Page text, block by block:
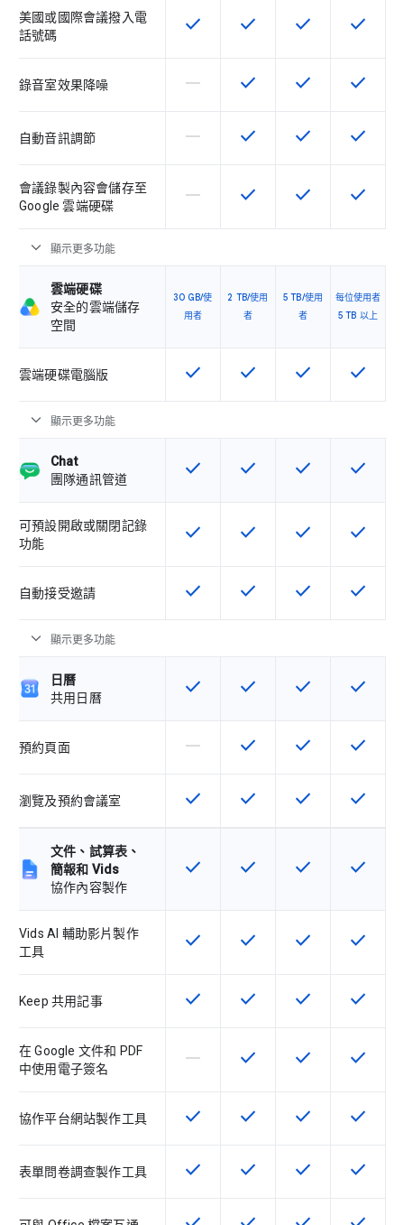
美國或國際會議撥入電
話號碼
這項功能適用於該 SKU
check 這項功能適用於該 SKU
check 這項功能適用於
check 這項功
check
錄音室效果降噪 這個 SKU 不支援這項功能
horizontal_rule 這項功能適用於該 SKU
check 這項功能適用於
check 這項功
check
自動音訊調節 這個 SKU 不支援這項功能
horizontal_rule 這項功能適用於該 SKU
check 這項功能適用於
check 這項功
check
會議錄製內容會儲存至
Google 雲端硬碟
這個 SKU 不支援這項功能
horizontal_rule 這項功能適用於該 SKU
check 這項功能適用於
check 這項功
check
expand_more 顯示更多功能
雲端硬碟
安全的雲端儲存
空間
30 GB/使
用者
2 TB/使用
者
5 TB/使用
者
每位使用者
5 TB 以上
雲端硬碟電腦版 這項功能適用於該 SKU
check 這項功能適用於該 SKU
check 這項功能適用於
check 這項功
check
expand_more 顯示更多功能
Chat
團隊通訊管道
這項功能適用於該 SKU
check 這項功能適用於該 SKU
check 這項功能適用於
check 這項功
check
可預設開啟或關閉記錄
功能
這項功能適用於該 SKU
check 這項功能適用於該 SKU
check 這項功能適用於
check 這項功
check
自動接受邀請 這項功能適用於該 SKU
check 這項功能適用於該 SKU
check 這項功能適用於
check 這項功
check
expand_more 顯示更多功能
日曆
共用日曆
這項功能適用於該 SKU
check 這項功能適用於該 SKU
check 這項功能適用於
check 這項功
check
預約頁面 這個 SKU 不支援這項功能
horizontal_rule 這項功能適用於該 SKU
check 這項功能適用於
check 這項功
check
瀏覽及預約會議室 這項功能適用於該 SKU
check 這項功能適用於該 SKU
check 這項功能適用於
check 這項功
check
文件、試算表、
簡報和 Vids
協作內容製作
這項功能適用於該 SKU
check 這項功能適用於該 SKU
check 這項功能適用於
check 這項功
check
Vids AI 輔助影片製作
工具
這項功能適用於該 SKU
check 這項功能適用於該 SKU
check 這項功能適用於
check 這項功
check
Keep 共用記事 這項功能適用於該 SKU
check 這項功能適用於該 SKU
check 這項功能適用於
check 這項功
check
在 Google 文件和 PDF
中使用電子簽名
這個 SKU 不支援這項功能
horizontal_rule 這項功能適用於該 SKU
check 這項功能適用於
check 這項功
check
協作平台網站製作工具 這項功能適用於該 SKU
check 這項功能適用於該 SKU
check 這項功能適用於
check 這項功
check
表單問卷調查製作工具 這項功能適用於該 SKU
check 這項功能適用於該 SKU
check 這項功能適用於
check 這項功
check